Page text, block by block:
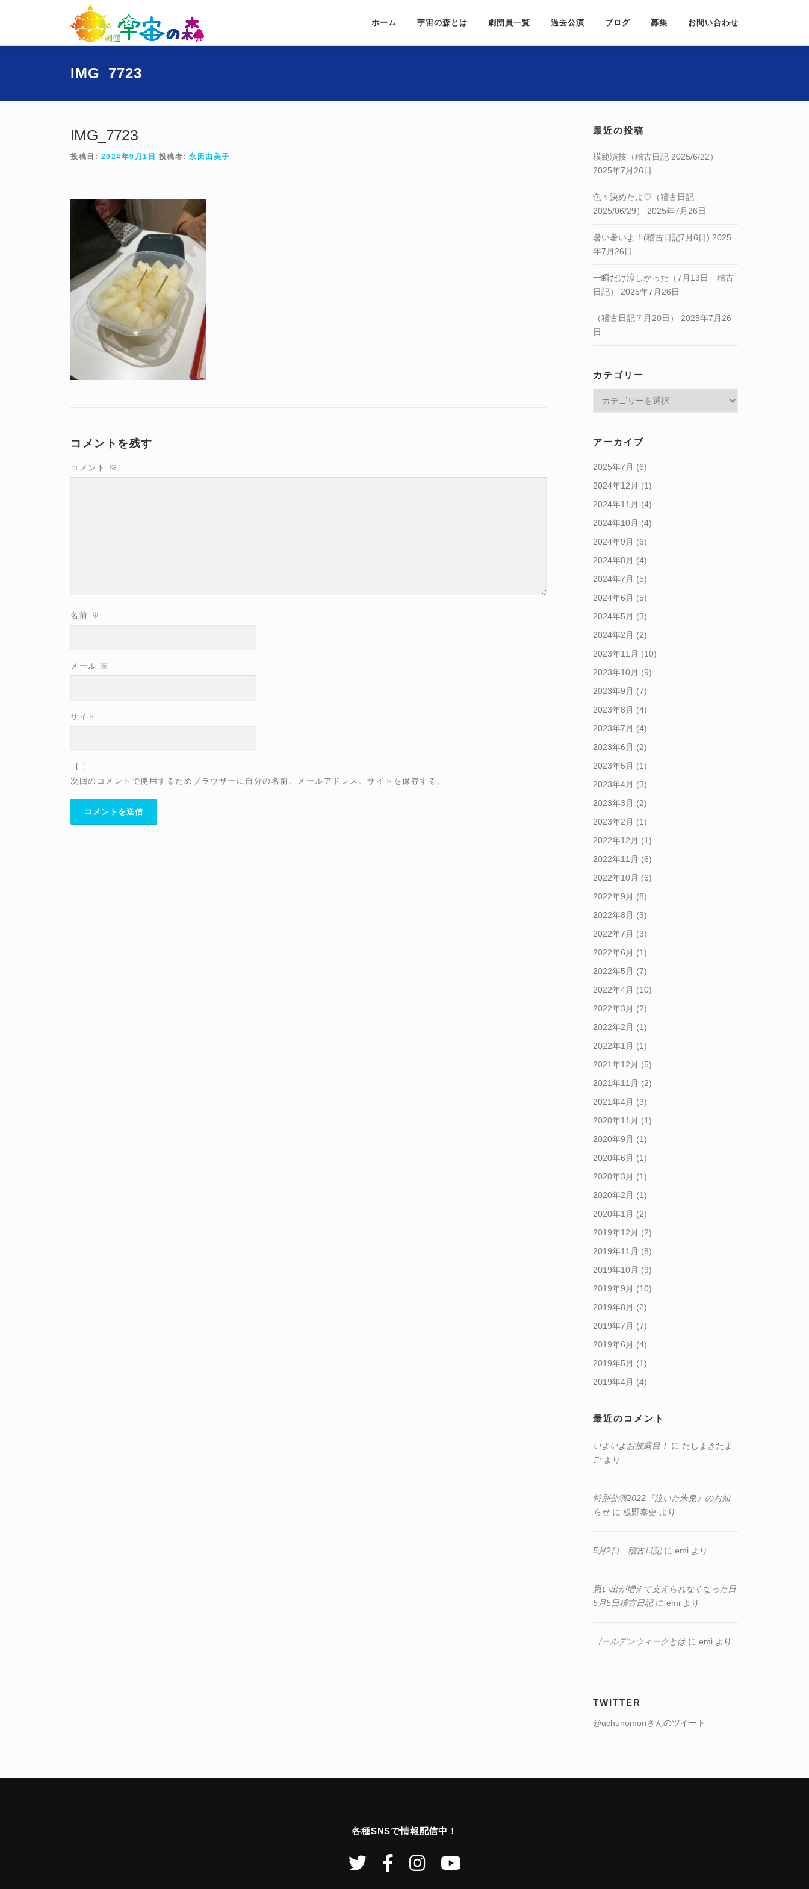
ン
キ
ホーム 宇宙の森とは 劇団員一覧 過去公演 ブログ 募集 お問い合わせ
IMG_7723
IMG_7723
投稿日: 2024年9月1日 投稿者: 永田由美子
コメントを残す
コメント ※
名前 ※
メール ※
サイト
次回のコメントで使用するためブラウザーに自分の名前、メールアドレス、サイトを保存する。
最近の投稿
模範演技（稽古日記 2025/6/22）
2025年7月26日
色々決めたよ♡（稽古日記
2025/06/29）
2025年7月26日
暑い暑いよ！(稽古日記7月6日) 2025
年7月26日
一瞬だけ涼しかった（7月13日 稽古
日記）
2025年7月26日
（稽古日記７月20日）
2025年7月26
日
カテゴリー
アーカイブ
2025年7月 (6)
2024年12月 (1)
2024年11月 (4)
2024年10月 (4)
2024年9月 (6)
2024年8月 (4)
2024年7月 (5)
2024年6月 (5)
2024年5月 (3)
2024年2月 (2)
2023年11月 (10)
2023年10月 (9)
2023年9月 (7)
2023年8月 (4)
2023年7月 (4)
2023年6月 (2)
2023年5月 (1)
2023年4月 (3)
2023年3月 (2)
2023年2月 (1)
2022年12月 (1)
2022年11月 (6)
2022年10月 (6)
2022年9月 (8)
2022年8月 (3)
2022年7月 (3)
2022年6月 (1)
2022年5月 (7)
2022年4月 (10)
2022年3月 (2)
2022年2月 (1)
2022年1月 (1)
2021年12月 (5)
2021年11月 (2)
2021年4月 (3)
2020年11月 (1)
2020年9月 (1)
2020年6月 (1)
2020年3月 (1)
2020年2月 (1)
2020年1月 (2)
2019年12月 (2)
2019年11月 (8)
2019年10月 (9)
2019年9月 (10)
2019年8月 (2)
2019年7月 (7)
2019年6月 (4)
2019年5月 (1)
2019年4月 (4)
最近のコメント
いよいよお披露目！ に だしまきたま
ご より
特別公演2022『泣いた朱鬼』のお知
らせに 板野泰史 より
5月2日 稽古日記に emi より
思い出が増えて支えられなくなった日
5月5日稽古日記に emi より
ゴールデンウィークとはに emi より
TWITTER
@uchunomoriさんのツイート
各種SNSで情報配信中！